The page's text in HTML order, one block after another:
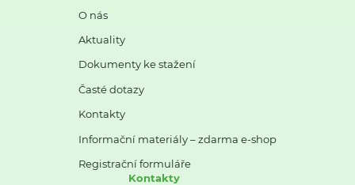
O nás
Aktuality
Dokumenty ke stažení
Časté dotazy
Kontakty
Informační materiály – zdarma e-shop
Registrační formuláře
Kontakty